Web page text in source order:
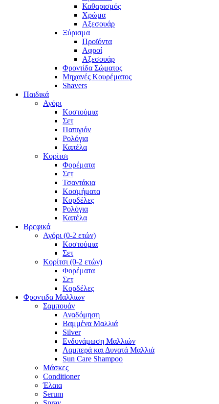
Καθαρισμός
Χρώμα
Αξεσουάρ
Ξύρισμα
Προϊόντα
Αφροί
Αξεσουάρ
Φροντίδα Σώματος
Μηχανές Κουρέματος
Shavers
Παιδικά
Αγόρι
Κοστούμια
Σετ
Παπιγιόν
Ρολόγια
Καπέλα
Κορίτσι
Φορέματα
Σετ
Τσαντάκια
Κοσμήματα
Κορδέλες
Ρολόγια
Καπέλα
Βρεφικά
Αγόρι (0-2 ετών)
Κοστούμια
Σετ
Κορίτσι (0-2 ετών)
Φορέματα
Σετ
Κορδέλες
Φροντιδα Μαλλιων
Σαμπουάν
Αναδόμηση
Βαμμένα Μαλλιά
Silver
Ενδυνάμωση Μαλλιών
Λαμπερά και Δυνατά Μαλλιά
Sun Care Shampoo
Μάσκες
Conditioner
Έλαια
Serum